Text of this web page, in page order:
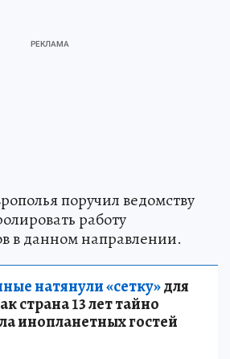
поручил ведомству
работу
в данном направлении.
натянули «сетку»для
страна 13 лет тайно
инопланетных гостей